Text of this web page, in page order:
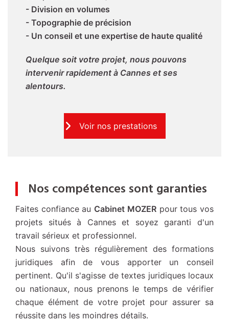
- Division en volumes
- Topographie de précision
- Un conseil et une expertise de haute qualité
Quelque soit votre projet, nous pouvons
intervenir rapidement à Cannes et ses
alentours.
Voir nos prestations
Nos compétences sont garanties
Faites confiance au Cabinet MOZERpour tous vos
projets situés à Cannes et soyez garanti d'un
travail sérieux et professionnel.
Nous suivons très régulièrement des formations
juridiques afin de vous apporter un conseil
pertinent. Qu'il s'agisse de textes juridiques locaux
ou nationaux, nous prenons le temps de vérifier
chaque élément de votre projet pour assurer sa
réussite dans les moindres détails.